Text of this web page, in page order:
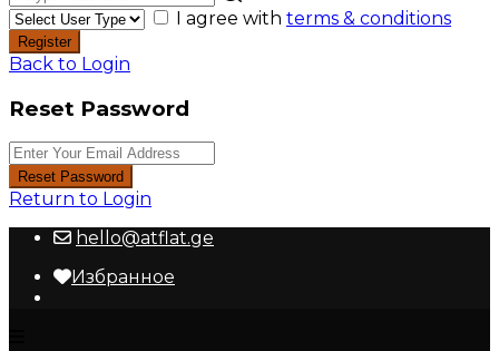
I agree with terms & conditions
Register
Back to Login
Reset Password
Reset Password
Return to Login
hello@atflat.ge
Избранное